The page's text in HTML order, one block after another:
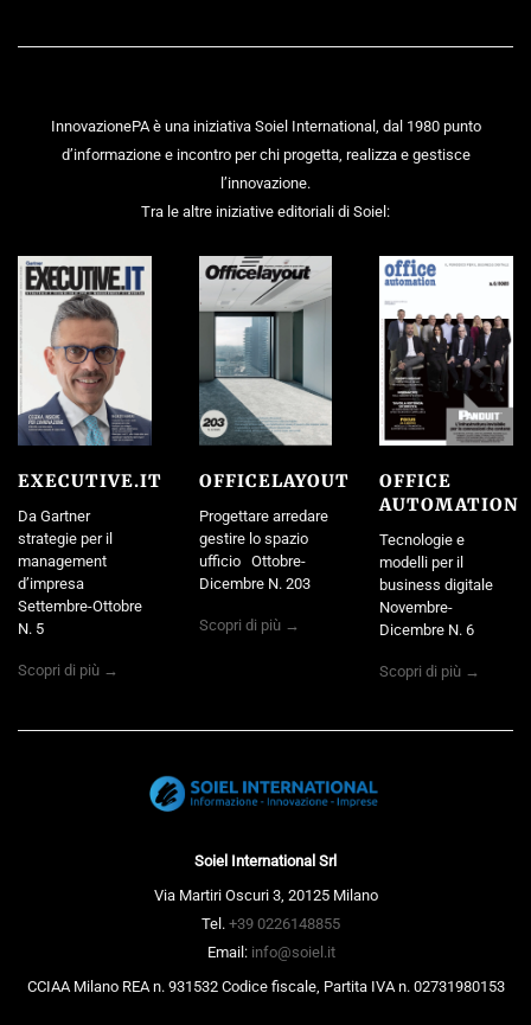
InnovazionePA è una iniziativa Soiel International, dal 1980 punto
d’informazione e incontro per chi progetta, realizza e gestisce
l’innovazione.
Tra le altre iniziative editoriali di Soiel:
EXECUTIVE.IT
Da Gartner
strategie per il
management
d’impresa
Settembre-Ottobre
N. 5
Scopri di più →
OFFICELAYOUT
Progettare arredare
gestire lo spazio
ufficio Ottobre-
Dicembre N. 203
Scopri di più →
OFFICE
AUTOMATION
Tecnologie e
modelli per il
business digitale
Novembre-
Dicembre N. 6
Scopri di più →
Soiel International Srl
Via Martiri Oscuri 3, 20125 Milano
Tel. +39 0226148855
Email: info@soiel.it
CCIAA Milano REA n. 931532 Codice fiscale, Partita IVA n. 02731980153